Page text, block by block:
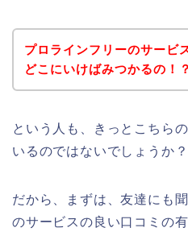
プロラインフリーのサービ
どこにいけばみつかるの！？
という人も、きっとこちら
いるのではないでしょうか？
だから、まずは、友達にも
のサービスの良い口コミの